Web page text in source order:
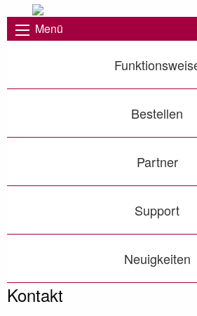
Menü
Bestellen
Partner
Support
Neuigkeiten
Kontakt